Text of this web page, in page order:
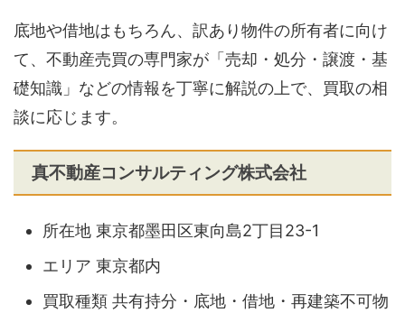
底地や借地はもちろん、訳あり物件の所有者に向け
て、不動産売買の専門家が「売却・処分・譲渡・基
礎知識」などの情報を丁寧に解説の上で、買取の相
談に応じます。
真不動産コンサルティング株式会社
所在地 東京都墨田区東向島2丁目23-1
エリア 東京都内
買取種類 共有持分・底地・借地・再建築不可物